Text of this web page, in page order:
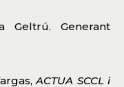
Geltrú. Generant
ACTUA SCCL i